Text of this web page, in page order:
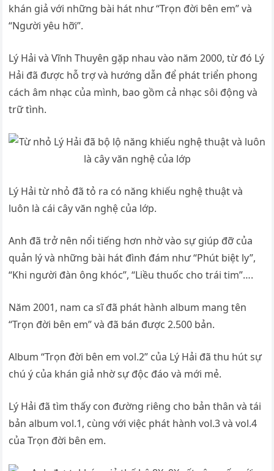
khán giả với những bài hát như “Trọn đời bên em” và
“Người yêu hỡi”.
Lý Hải và Vĩnh Thuyên gặp nhau vào năm 2000, từ đó Lý
Hải đã được hỗ trợ và hướng dẫn để phát triển phong
cách âm nhạc của mình, bao gồm cả nhạc sôi động và
trữ tình.
Lý Hải từ nhỏ đã tỏ ra có năng khiếu nghệ thuật và
luôn là cái cây văn nghệ của lớp.
Anh đã trở nên nổi tiếng hơn nhờ vào sự giúp đỡ của
quản lý và những bài hát đình đám như “Phút biệt ly”,
“Khi người đàn ông khóc”, “Liều thuốc cho trái tim”….
Năm 2001, nam ca sĩ đã phát hành album mang tên
“Trọn đời bên em” và đã bán được 2.500 bản.
Album “Trọn đời bên em vol.2” của Lý Hải đã thu hút sự
chú ý của khán giả nhờ sự độc đáo và mới mẻ.
Lý Hải đã tìm thấy con đường riêng cho bản thân và tái
bản album vol.1, cùng với việc phát hành vol.3 và vol.4
của Trọn đời bên em.